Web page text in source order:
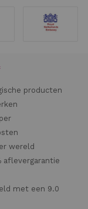
producten
wereld
aflevergarantie
met een 9.0